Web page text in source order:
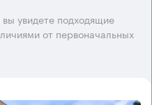
увидете подходящие
от первоначальных